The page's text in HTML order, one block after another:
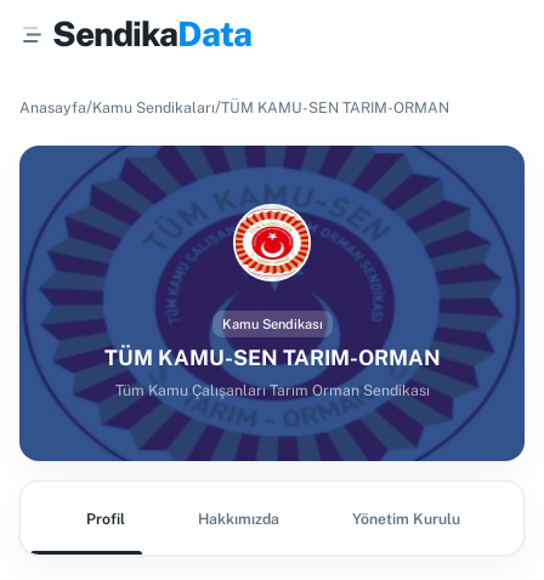
SendikaData
Anasayfa/Kamu Sendikaları/TÜM KAMU-SEN TARIM-ORMAN
Kamu Sendikası
TÜM KAMU-SEN TARIM-ORMAN
Tüm Kamu Çalışanları Tarım Orman Sendikası
Profil Hakkımızda Yönetim Kurulu